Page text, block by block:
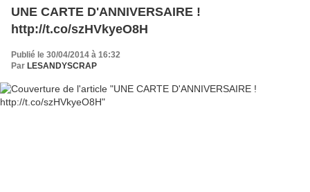
UNE CARTE D'ANNIVERSAIRE !
http://t.co/szHVkyeO8H
Publié le 30/04/2014 à 16:32
Par LESANDYSCRAP